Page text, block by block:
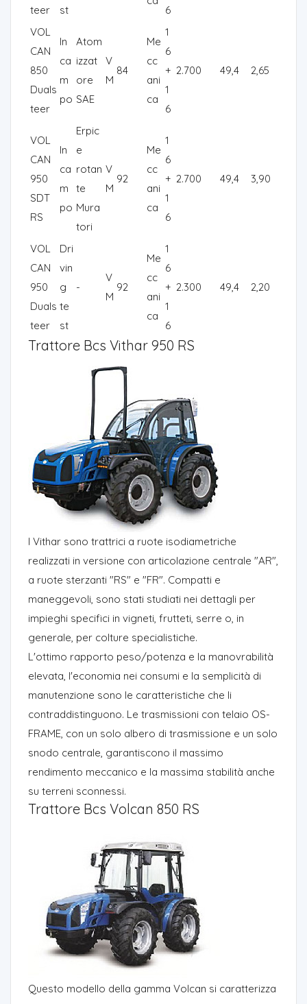
teer
st
6
VOL
CAN
850
Duals
teer
In
ca
m
po
Atom
izzat
ore
SAE
V
M
84
Me
cc
ani
ca
1
6
+
1
6
2.700 49,4 2,65
VOL
CAN
950
SDT
RS
In
ca
m
po
Erpic
e
rotan
te
Mura
tori
V
M
92
Me
cc
ani
ca
1
6
+
1
6
2.700 49,4 3,90
VOL
CAN
950
Duals
teer
Dri
vin
g
te
st
-
V
M
92
Me
cc
ani
ca
1
6
+
1
6
2.300 49,4 2,20
Trattore Bcs Vithar 950 RS
I Vithar sono trattrici a ruote isodiametriche
realizzati in versione con articolazione centrale "AR",
a ruote sterzanti "RS" e "FR". Compatti e
maneggevoli, sono stati studiati nei dettagli per
impieghi specifici in vigneti, frutteti, serre o, in
generale, per colture specialistiche.
L'ottimo rapporto peso/potenza e la manovrabilità
elevata, l'economia nei consumi e la semplicità di
manutenzione sono le caratteristiche che li
contraddistinguono. Le trasmissioni con telaio OS-
FRAME, con un solo albero di trasmissione e un solo
snodo centrale, garantiscono il massimo
rendimento meccanico e la massima stabilità anche
su terreni sconnessi.
Trattore Bcs Volcan 850 RS
Questo modello della gamma Volcan si caratterizza